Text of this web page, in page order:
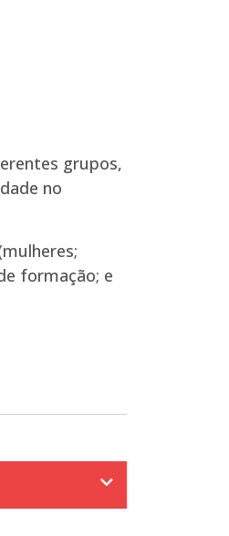
grupos,
no
formação; e